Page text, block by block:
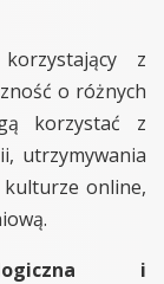
z
o różnych
korzystać z
utrzymywania
online,
i